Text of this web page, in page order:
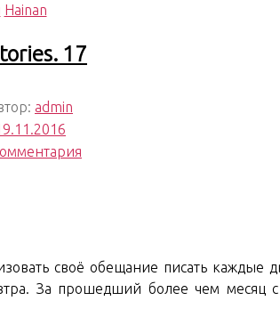
Рубрики
Hainan
17
admin
своё обещание писать каждые
За прошедший более чем месяц